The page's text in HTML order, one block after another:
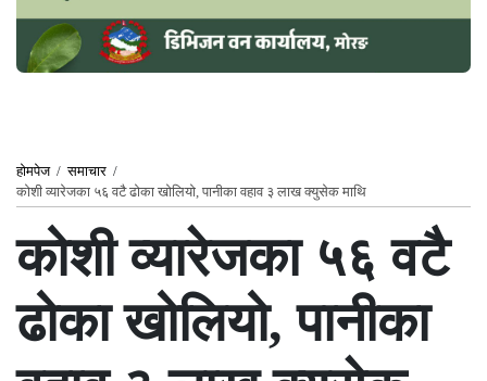
होमपेज/समाचार /
कोशी व्यारेजका ५६ वटै ढोका खोलियो, पानीका वहाव ३ लाख क्युसेक माथि
कोशी व्यारेजका ५६ वटै
ढोका खोलियो, पानीका